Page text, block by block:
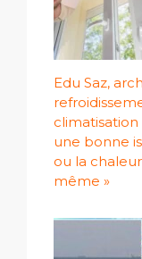
Edu Saz,
climatisation
une bonne
ou la
même »